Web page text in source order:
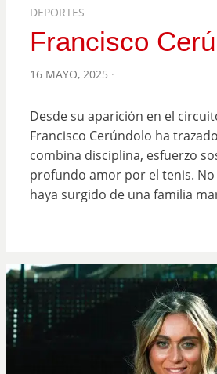
DEPORTES
Francisco
POSTED
16 MAYO, 2025
Desde su aparición en el
Francisco Cerúndolo ha
combina disciplina, esfuerzo
profundo amor por el tenis. No
haya surgido de una familia